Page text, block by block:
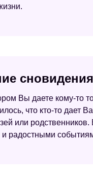
Вы даете кому-то
что кто-то дает
или
и радостными